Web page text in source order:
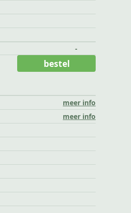
-
meer info
meer info
bestel